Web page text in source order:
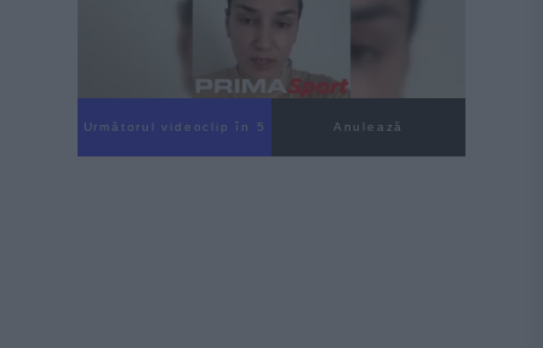
Următorul videoclip în 3 Anulează